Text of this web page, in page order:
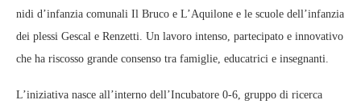
nidi d’infanzia comunali Il Bruco e L’Aquilone e le scuole dell’infanzia
dei plessi Gescal e Renzetti. Un lavoro intenso, partecipato e innovativo
che ha riscosso grande consenso tra famiglie, educatrici e insegnanti.
L’iniziativa nasce all’interno dell’Incubatore 0‑6, gruppo di ricerca